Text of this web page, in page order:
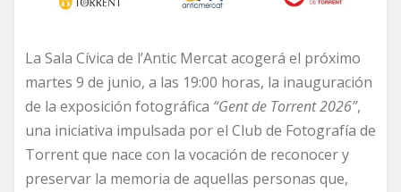
La Sala Cívica de l’Antic Mercat acogerá el próximo
martes 9 de junio, a las 19:00 horas, la inauguración
de la exposición fotográfica “Gent de Torrent 2026”,
una iniciativa impulsada por el Club de Fotografía de
Torrent que nace con la vocación de reconocer y
preservar la memoria de aquellas personas que,